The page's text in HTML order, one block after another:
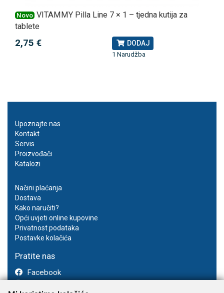
Novo VITAMMY Pilla Line 7 × 1 – tjedna kutija za
tablete
2,75 € DODAJ
1 Narudžba
Upoznajte nas
Kontakt
Servis
Proizvođači
Katalozi
Načini plaćanja
Dostava
Kako naručiti?
Opći uvjeti online kupovine
Privatnost podataka
Postavke kolačića
Pratite nas
Facebook